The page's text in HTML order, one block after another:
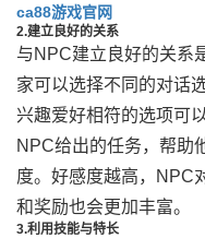
ca88游戏官网
2.建立良好的关系
与NPC建立良好的关系
家可以选择不同的对话
兴趣爱好相符的选项可
NPC给出的任务，帮助
度。好感度越高，NPC
和奖励也会更加丰富。
3.利用技能与特长